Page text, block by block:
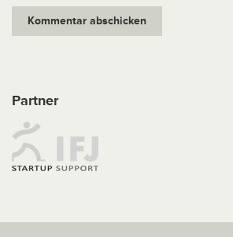
Partner